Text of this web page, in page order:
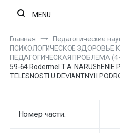
MENU
Главная
Педагогические
ПСИХОЛОГИЧЕСКОЕ ЗДОРОВЬЕ
ПЕДАГОГИЧЕСКАЯ ПРОБЛЕМА
59-64 Rodermel T.A. NARUShENIE
TELESNOSTI U DEVIANTNYH
Номер части: